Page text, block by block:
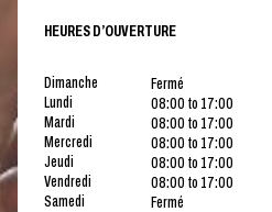
HEURES D’OUVERTURE
Dimanche
Fermé
Lundi
08:00 to 17:00
Mardi
08:00 to 17:00
Mercredi
08:00 to 17:00
Jeudi
08:00 to 17:00
Vendredi
08:00 to 17:00
Samedi
Fermé